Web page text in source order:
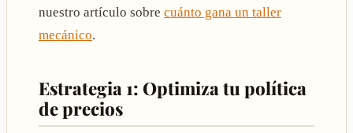
nuestro artículo sobre cuánto gana un taller
mecánico.
Estrategia 1: Optimiza tu política
de precios